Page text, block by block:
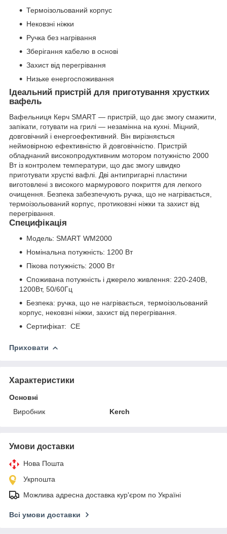
Термоізольований корпус
Нековзні ніжки
Ручка без нагрівання
Зберігання кабелю в основі
Захист від перегрівання
Низьке енергоспоживання
Ідеальний пристрій для приготування хрустких
вафель
Вафельниця Керч SMART — пристрій, що дає змогу смажити,
запікати, готувати на грилі — незамінна на кухні. Міцний,
довговічний і енергоефективний. Він вирізняється
неймовірною ефективністю й довговічністю. Пристрій
обладнаний високопродуктивним мотором потужністю 2000
Вт із контролем температури, що дає змогу швидко
приготувати хрусткі вафлі. Дві антипригарні пластини
виготовлені з високого мармурового покриття для легкого
очищення. Безпека забезпечують ручка, що не нагрівається,
термоізольований корпус, протиковзні ніжки та захист від
перегрівання.
Специфікація
Модель: SMART WM2000
Номінальна потужність: 1200 Вт
Пікова потужність: 2000 Вт
Споживана потужність і джерело живлення: 220-240В,
1200Вт, 50/60Гц
Безпека: ручка, що не нагрівається, термоізольований
корпус, нековзні ніжки, захист від перегрівання.
Сертифікат: СЕ
Приховати
Характеристики
Основні
Виробник
Kerch
Умови доставки
Нова Пошта
Укрпошта
Можлива адресна доставка кур'єром по Україні
Всі умови доставки